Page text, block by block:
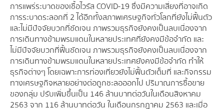
การแพร่ระบาดของเชื้อไวรัส COVID-19 ซึ่งมีความเสี่ยงที่อาจเกิด
การระบาดระลอกที่ 2 ได้อีกทั้งสภาพเศรษฐกิจทั่วโลกที่ยังไม่ฟื้นตัว
และไม่มีปัจจัยบวกที่ชัดเจน ภาพรวมธุรกิจยังคงเป็นลบเนื่องจาก
การเดินทางข้ามพรมแดนในหลายประเทศที่ยังคงมีข้อจำกัด และ
ไม่มีปัจจัยบวกที่ฟื้นชัดเจน ภาพรวมธุรกิจยังคงเป็นลบเนื่องจาก
การเดินทางข้ามพรมแดนในหลายประเทศยังคงมีข้อจำกัด ทำให้
ธุรกิจต่างๆ โดยเฉพาะการท่องเที่ยวยังไม่ฟื้นตัวเต็มที่ และกิจกรรม
ทางเศรษฐกิจหลายอย่างต่อถูกชะลอออกไป ปริมาณการซื้อขาย
ของกลุ่ม ปรับเพิ่มขึ้นเป็น 146 ล้านบาทต่อวันในเดือนสิงหาคม
2563 จาก 116 ล้านบาทต่อวัน ในเดือนกรกฎาคม 2563 และเมื่อ